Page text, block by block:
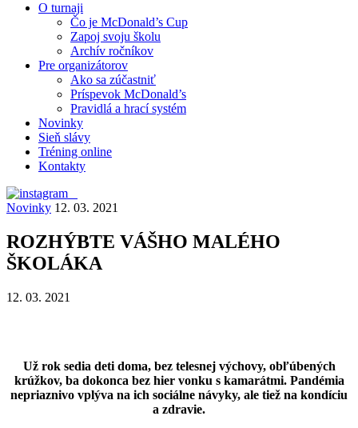
O turnaji
Čo je McDonald’s Cup
Zapoj svoju školu
Archív ročníkov
Pre organizátorov
Ako sa zúčastniť
Príspevok McDonald’s
Pravidlá a hrací systém
Novinky
Sieň slávy
Tréning online
Kontakty
Novinky 12. 03. 2021
ROZHÝBTE VÁŠHO MALÉHO
ŠKOLÁKA
12. 03. 2021
Už rok sedia deti doma, bez telesnej výchovy, obľúbených
krúžkov, ba dokonca bez hier vonku s kamarátmi. Pandémia
nepriaznivo vplýva na ich sociálne návyky, ale tiež na kondíciu
a zdravie.